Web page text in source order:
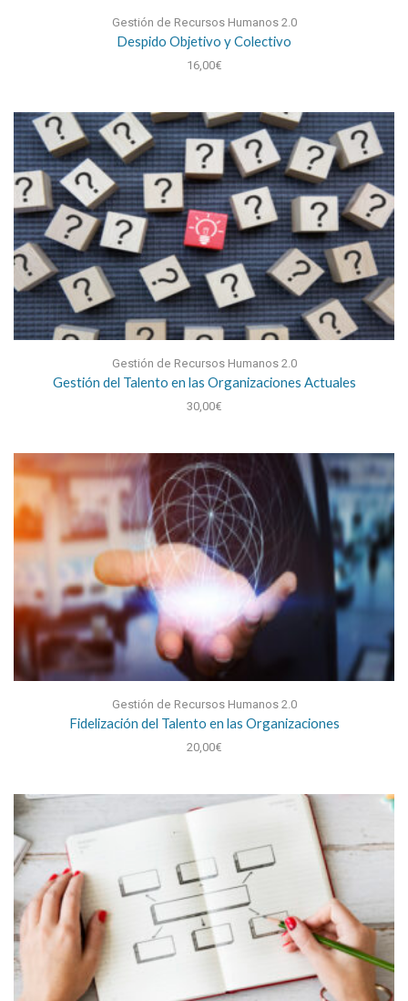
Gestión de Recursos Humanos 2.0
Despido Objetivo y Colectivo
16,00€
Gestión de Recursos Humanos 2.0
Gestión del Talento en las Organizaciones Actuales
30,00€
Gestión de Recursos Humanos 2.0
Fidelización del Talento en las Organizaciones
20,00€